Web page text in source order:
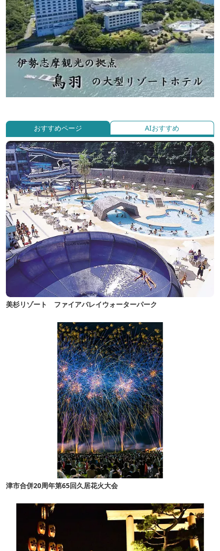
おすすめページ AIおすすめ
美杉リゾート ファイアバレイウォーターパーク
津市合併20周年第65回久居花火大会